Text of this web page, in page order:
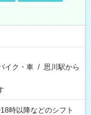
イク・車 / 思川駅から
時以降などのシフト